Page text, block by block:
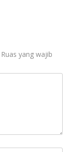
Ruas yang wajib